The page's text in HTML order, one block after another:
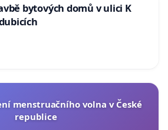
bytových domů v ulici K
menstruačního volna v České
republice